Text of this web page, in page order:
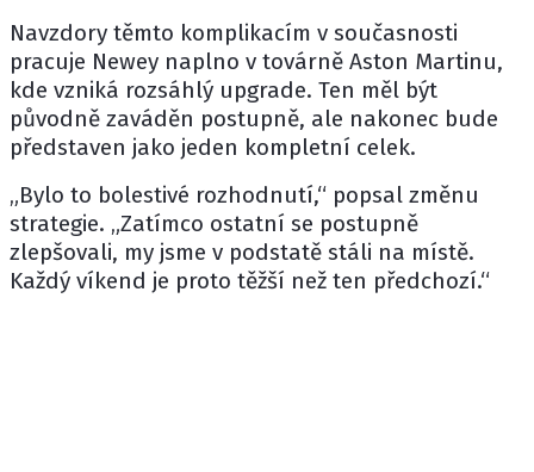
Navzdory těmto komplikacím v současnosti
pracuje Newey naplno v továrně Aston Martinu,
kde vzniká rozsáhlý upgrade. Ten měl být
původně zaváděn postupně, ale nakonec bude
představen jako jeden kompletní celek.
„Bylo to bolestivé rozhodnutí,“ popsal změnu
strategie. „Zatímco ostatní se postupně
zlepšovali, my jsme v podstatě stáli na místě.
Každý víkend je proto těžší než ten předchozí.“